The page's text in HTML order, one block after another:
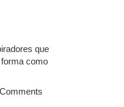
que
como